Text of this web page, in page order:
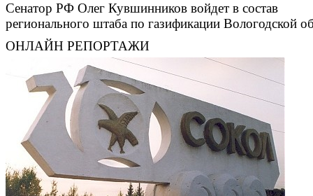
Сенатор РФ Олег Кувшинников войдет в состав
регионального штаба по газификации Вологодской
ОНЛАЙН РЕПОРТАЖИ